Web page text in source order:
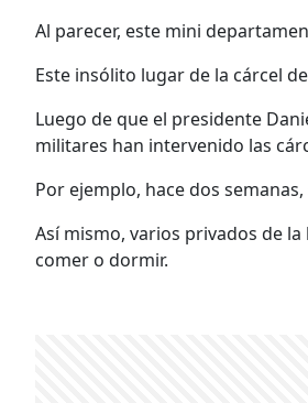
Al parecer, este mini
Este insólito lugar de la cárcel
Luego de que el presidente
militares han intervenido las
Por ejemplo, hace dos
Así mismo, varios privados de
comer o dormir.